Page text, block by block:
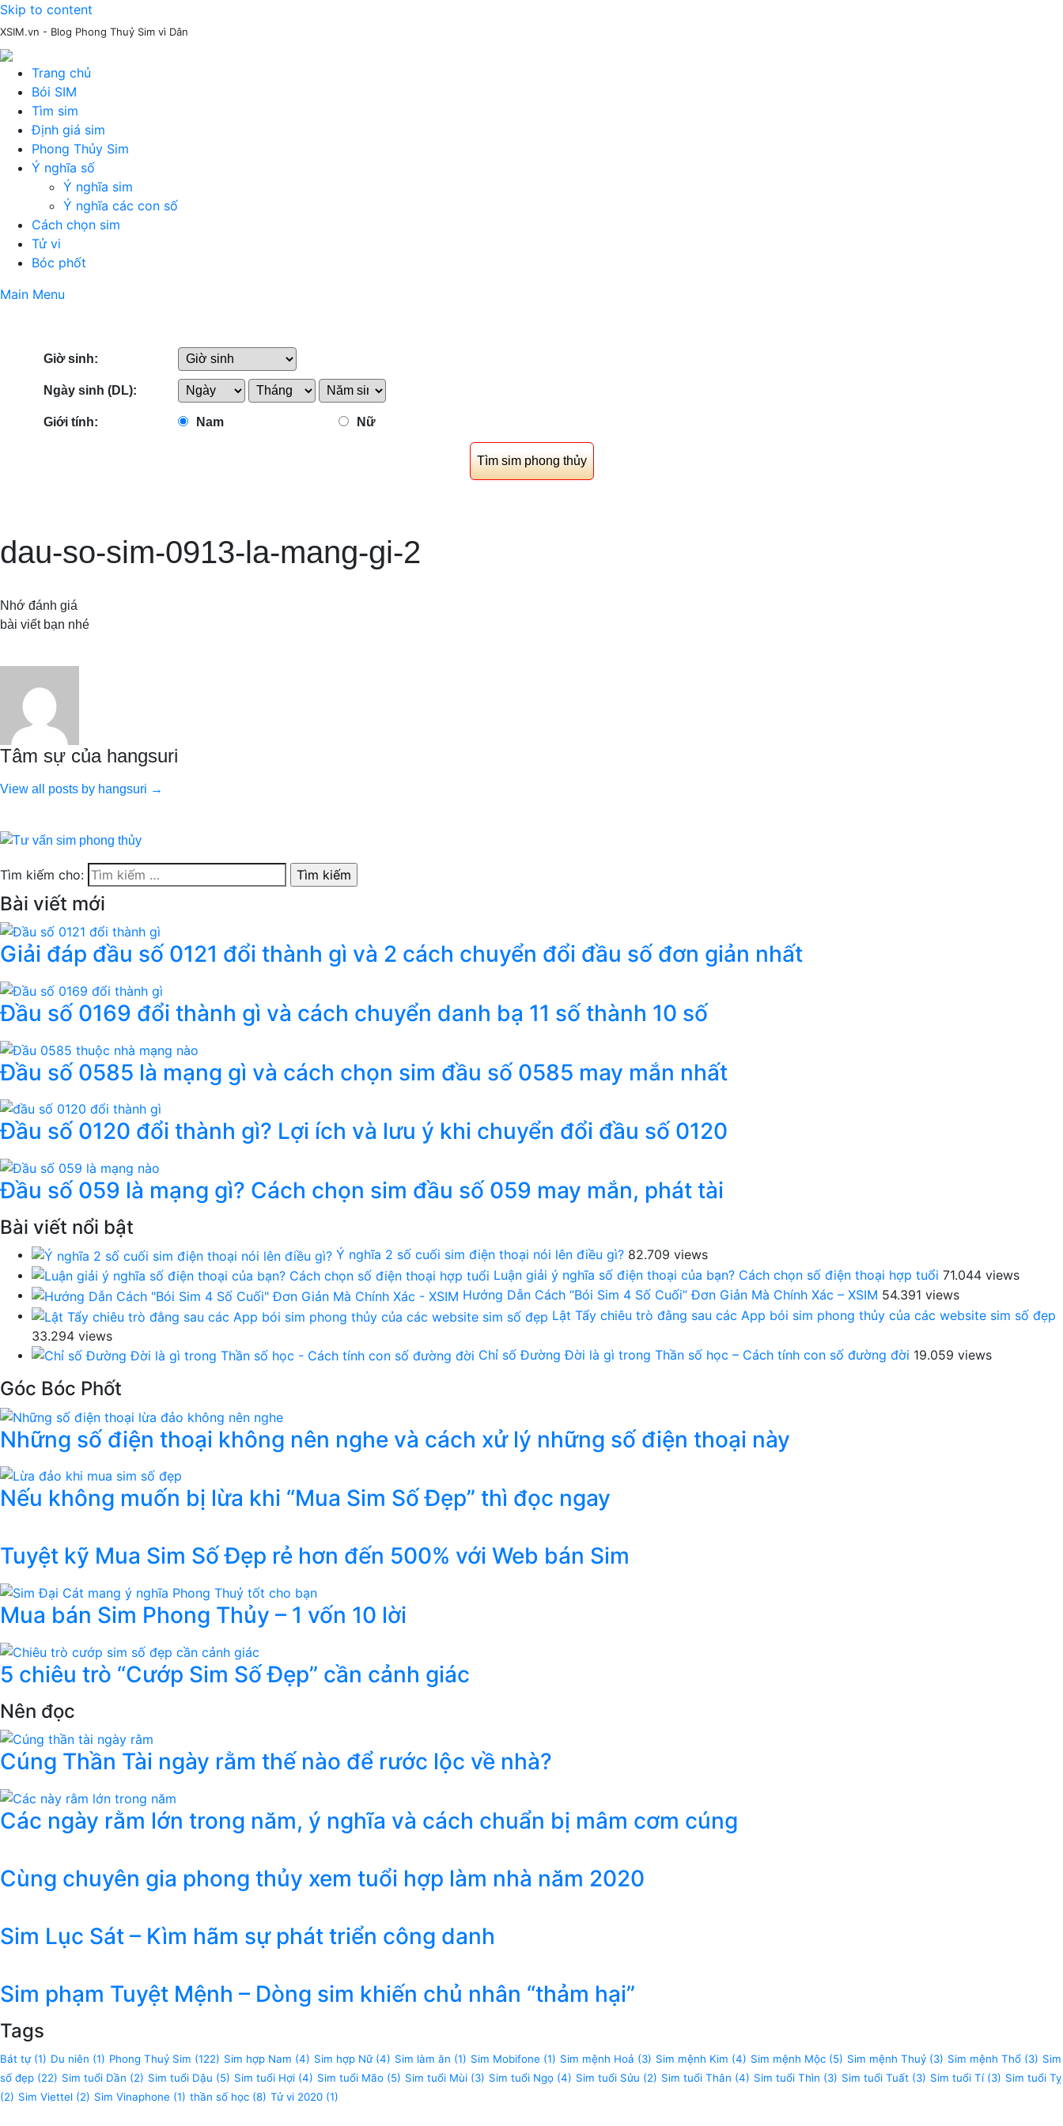
Skip to content
XSIM.vn - Blog Phong Thuỷ Sim vì Dân
Trang chủ
Bói SIM
Tìm sim
Định giá sim
Phong Thủy Sim
Ý nghĩa số
Ý nghĩa sim
Ý nghĩa các con số
Cách chọn sim
Tử vi
Bóc phốt
Main Menu
Giờ sinh:
Ngày sinh (DL):
Giới tính: Nam Nữ
dau-so-sim-0913-la-mang-gi-2
Nhớ đánh giá
bài viết bạn nhé
Tâm sự của hangsuri
View all posts by hangsuri →
Tìm kiếm cho:
Bài viết mới
Giải đáp đầu số 0121 đổi thành gì và 2 cách chuyển đổi đầu số đơn giản nhất
Đầu số 0169 đổi thành gì và cách chuyển danh bạ 11 số thành 10 số
Đầu số 0585 là mạng gì và cách chọn sim đầu số 0585 may mắn nhất
Đầu số 0120 đổi thành gì? Lợi ích và lưu ý khi chuyển đổi đầu số 0120
Đầu số 059 là mạng gì? Cách chọn sim đầu số 059 may mắn, phát tài
Bài viết nổi bật
Ý nghĩa 2 số cuối sim điện thoại nói lên điều gì? 82.709 views
Luận giải ý nghĩa số điện thoại của bạn? Cách chọn số điện thoại hợp tuổi 71.044 views
Hướng Dẫn Cách “Bói Sim 4 Số Cuối” Đơn Giản Mà Chính Xác – XSIM 54.391 views
Lật Tẩy chiêu trò đằng sau các App bói sim phong thủy của các website sim số đẹp
33.294 views
Chỉ số Đường Đời là gì trong Thần số học – Cách tính con số đường đời 19.059 views
Góc Bóc Phốt
Những số điện thoại không nên nghe và cách xử lý những số điện thoại này
Nếu không muốn bị lừa khi “Mua Sim Số Đẹp” thì đọc ngay
Tuyệt kỹ Mua Sim Số Đẹp rẻ hơn đến 500% với Web bán Sim
Mua bán Sim Phong Thủy – 1 vốn 10 lời
5 chiêu trò “Cướp Sim Số Đẹp” cần cảnh giác
Nên đọc
Cúng Thần Tài ngày rằm thế nào để rước lộc về nhà?
Các ngày rằm lớn trong năm, ý nghĩa và cách chuẩn bị mâm cơm cúng
Cùng chuyên gia phong thủy xem tuổi hợp làm nhà năm 2020
Sim Lục Sát – Kìm hãm sự phát triển công danh
Sim phạm Tuyệt Mệnh – Dòng sim khiến chủ nhân “thảm hại”
Tags
Bát tự(1) Du niên (1) Phong Thuỷ Sim (122) Sim hợp Nam (4) Sim hợp Nữ(4) Sim làm ăn (1) Sim Mobifone (1) Sim mệnh Hoả (3) Sim mệnh Kim (4) Sim mệnh Mộc (5) Sim mệnh Thuỷ (3) Sim mệnh Thổ (3) Sim
số đẹp (22) Sim tuổi Dần (2) Sim tuổi Dậu (5) Sim tuổi Hợi (4) Sim tuổi Mão (5) Sim tuổi Mùi (3) Sim tuổi Ngọ (4) Sim tuổi Sửu (2) Sim tuổi Thân (4) Sim tuổi Thìn (3) Sim tuổi Tuất (3) Sim tuổi Tí(3) Sim tuổi Tỵ
(2) Sim Viettel (2) Sim Vinaphone (1) thần số học (8) Tử vi 2020 (1)